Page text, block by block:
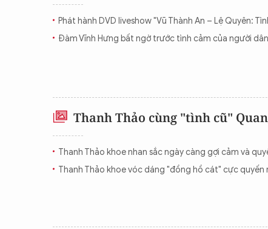
Phát hành DVD liveshow "Vũ Thành An – Lệ Quyên:
Đàm Vĩnh Hưng bất ngờ trước tình cảm của người dân
Thanh Thảo cùng "tình cũ"
Thanh Thảo khoe nhan sắc ngày càng gợi cảm và
Thanh Thảo khoe vóc dáng "đồng hồ cát" cực quyến